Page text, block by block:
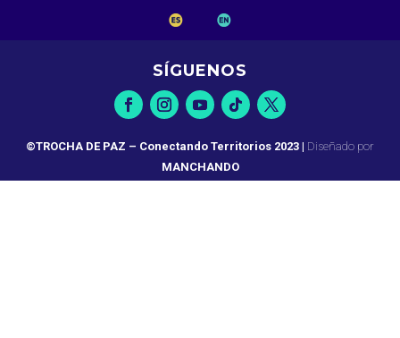
SÍGUENOS
©TROCHA DE PAZ – Conectando Territorios 2023 | Diseñado por
MANCHANDO